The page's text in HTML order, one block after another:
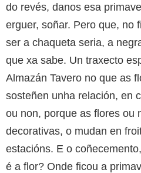
do revés, danos esa
erguer, soñar. Pero que, no
ser a chaqueta seria, a
que xa sabe. Un traxecto
Almazán Tavero no que as
sosteñen unha relación, en
ou non, porque as flores ou
decorativas, o mudan en
estacións. E o
é a flor? Onde ficou a